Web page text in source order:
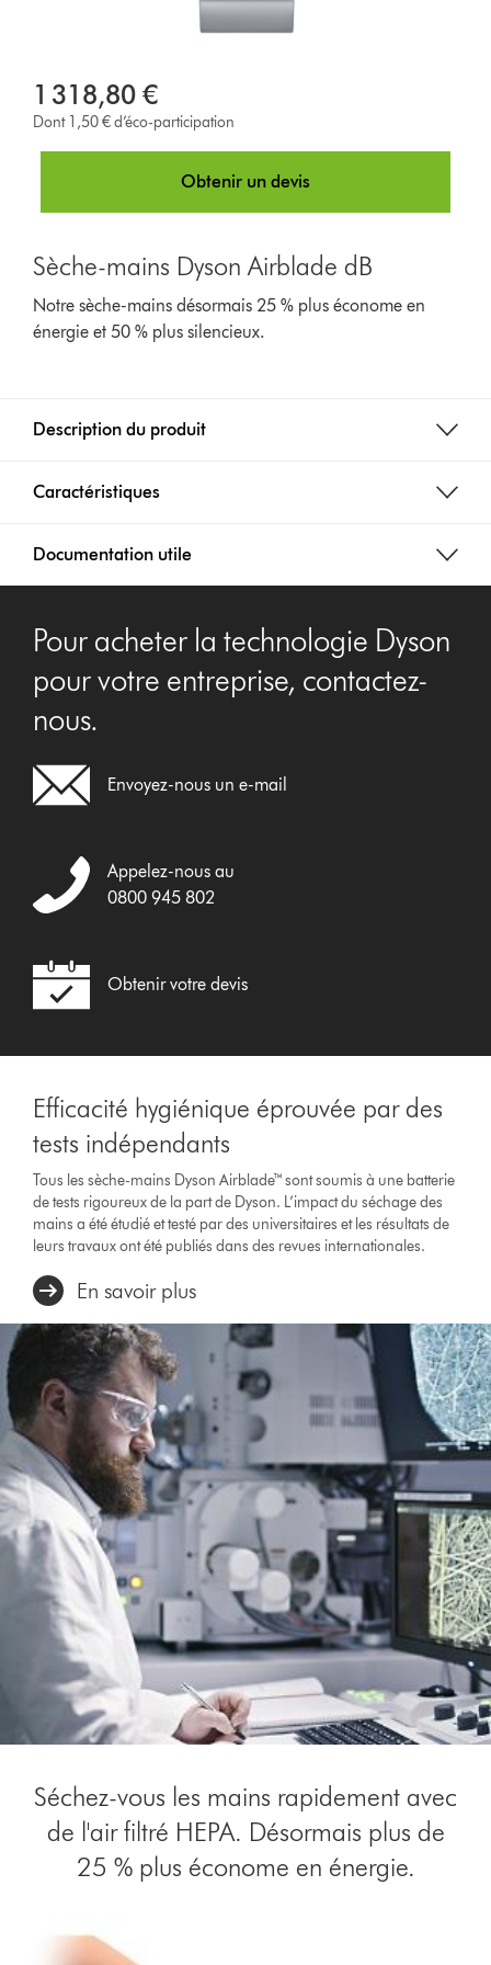
1 318,80 €
Dont 1,50 € d’éco-participation
Obtenir un devis
Sèche-mains Dyson Airblade dB
Notre sèche-mains désormais 25 % plus économe en
énergie et 50 % plus silencieux.
Description du produit
Caractéristiques
Documentation utile
Pour acheter la technologie Dyson
pour votre entreprise, contactez-
nous.
Envoyez-nous un e-mail
Appelez-nous au
0800 945 802
Obtenir votre devis
Efficacité hygiénique éprouvée par des
tests indépendants
Tous les sèche-mains Dyson Airblade™ sont soumis à une batterie
de tests rigoureux de la part de Dyson. L’impact du séchage des
mains a été étudié et testé par des universitaires et les résultats de
leurs travaux ont été publiés dans des revues internationales.
En savoir plus
Séchez-vous les mains rapidement avec
de l'air filtré HEPA. Désormais plus de
25 % plus économe en énergie.